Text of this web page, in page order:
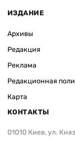
ИЗДАНИЕ
Архивы
Редакция
Реклама
Редакционная
Карта
КОНТАКТЫ
01010 Киев, ул.